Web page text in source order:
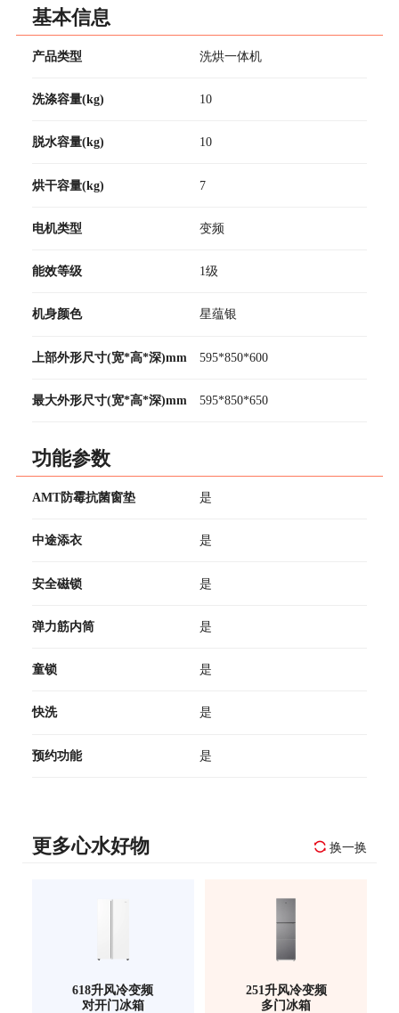
基本信息
产品类型 洗烘一体机
洗涤容量(kg) 10
脱水容量(kg) 10
烘干容量(kg) 7
电机类型 变频
能效等级 1级
机身颜色 星蕴银
上部外形尺寸(宽*高*深)mm 595*850*600
最大外形尺寸(宽*高*深)mm 595*850*650
功能参数
AMT防霉抗菌窗垫 是
中途添衣 是
安全磁锁 是
弹力筋内筒 是
童锁 是
快洗 是
预约功能 是
更多心水好物 换一换
618升风冷变频
对开门冰箱
251升风冷变频
多门冰箱